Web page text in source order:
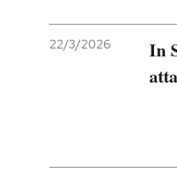
CALENDARIO
22/3/2026
In